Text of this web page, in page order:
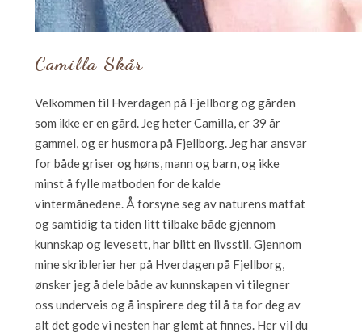
Camilla Skår
Velkommen til Hverdagen på Fjellborg og gården
som ikke er en gård. Jeg heter Camilla, er 39 år
gammel, og er husmora på Fjellborg. Jeg har ansvar
for både griser og høns, mann og barn, og ikke
minst å fylle matboden for de kalde
vintermånedene. Å forsyne seg av naturens matfat
og samtidig ta tiden litt tilbake både gjennom
kunnskap og levesett, har blitt en livsstil. Gjennom
mine skriblerier her på Hverdagen på Fjellborg,
ønsker jeg å dele både av kunnskapen vi tilegner
oss underveis og å inspirere deg til å ta for deg av
alt det gode vi nesten har glemt at finnes. Her vil du